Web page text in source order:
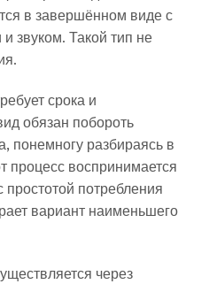
в завершённом виде с
звуком. Такой тип не
срока и
обязан побороть
понемногу разбираясь в
процесс воспринимается
потребления
вариант наименьшего
через